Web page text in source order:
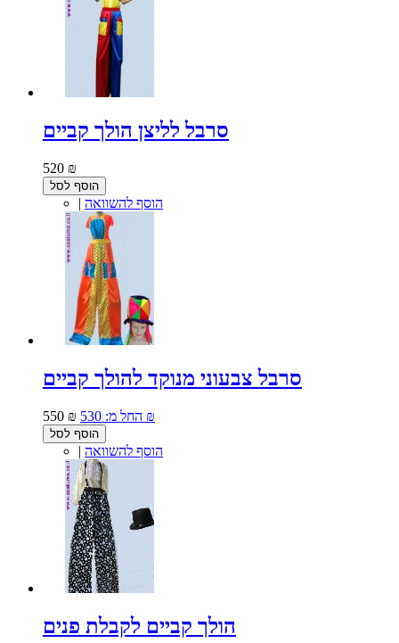
סרבל לליצן הולך קביים
520 ₪
הוסף לסל
| הוסף להשוואה
סרבל צבעוני מנוקד להולך קביים
550 ₪ החל מ: 530 ₪
הוסף לסל
| הוסף להשוואה
הולך קביים לקבלת פנים